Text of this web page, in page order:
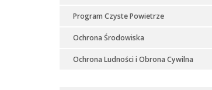
Program Czyste Powietrze
Ochrona Środowiska
Ochrona Ludności i Obrona Cywilna